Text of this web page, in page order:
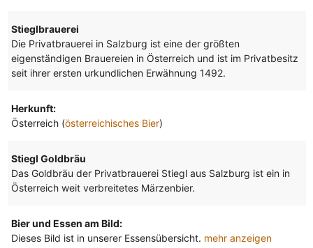
Stieglbrauerei
Die Privatbrauerei in Salzburg ist eine der größten
eigenständigen Brauereien in Österreich und ist im Privatbesitz
seit ihrer ersten urkundlichen Erwähnung 1492.
Herkunft:
Österreich (österreichisches Bier)
Stiegl Goldbräu
Das Goldbräu der Privatbrauerei Stiegl aus Salzburg ist ein in
Österreich weit verbreitetes Märzenbier.
Bier und Essen am Bild:
Dieses Bild ist in unserer Essensübersicht. mehr anzeigen